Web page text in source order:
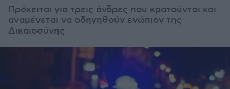
Πρόκειται για τρεις άνδρες που κρατούνται και
αναμένεται να οδηγηθούν ενώπιον της
Δικαιοσύνης